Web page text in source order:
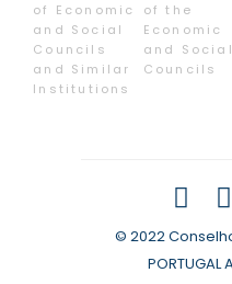
of Economic
and Social
Councils
and Similar
Institutions
of the
Economic
and Social
Councils
© 2022